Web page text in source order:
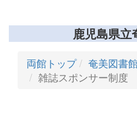
鹿児島県立
両館トップ
奄美図書
雑誌スポンサー制度